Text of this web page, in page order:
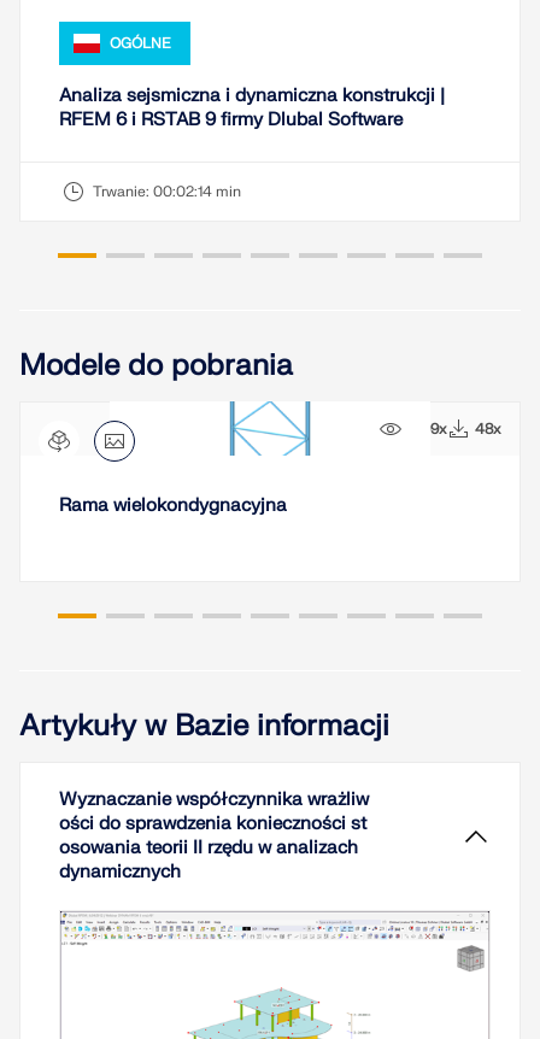
szybkiego określania obciążeń śniegiem, wiatrem i
sejsmiką.
SPRAWDŹ STREFY OBCIĄŻEŃ
OGÓLNE
Analiza sejsmiczna i dynamiczna konstrukcji |
RFEM 6 i RSTAB 9 firmy Dlubal Software
Trwanie: 00:02:14 min
Modele do pobrania
1499x 48x
Rama wielokondygnacyjna
Artykuły w Bazie informacji
Wyznaczanie współczynnika wrażliw
ości do sprawdzenia konieczności st
osowania teorii II rzędu w analizach
dynamicznych